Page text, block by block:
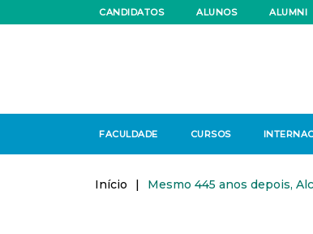
CANDIDATOS ALUNOS ALUMNI
FACULDADE CURSOS
Início | Mesmo 445 anos depois,